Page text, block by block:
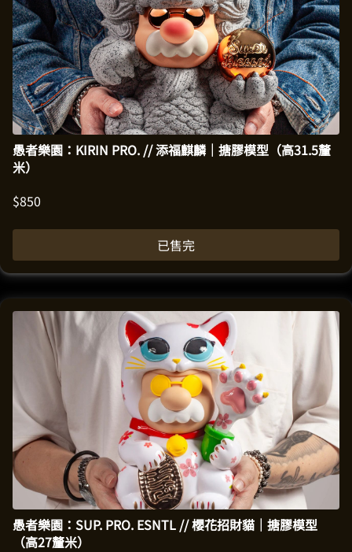
愚者樂園：KIRIN PRO. // 添福麒麟｜搪膠模型（高31.5釐
米）
$850
已售完
愚者樂園：SUP. PRO. ESNTL // 櫻花招財貓｜搪膠模型
（高27釐米）